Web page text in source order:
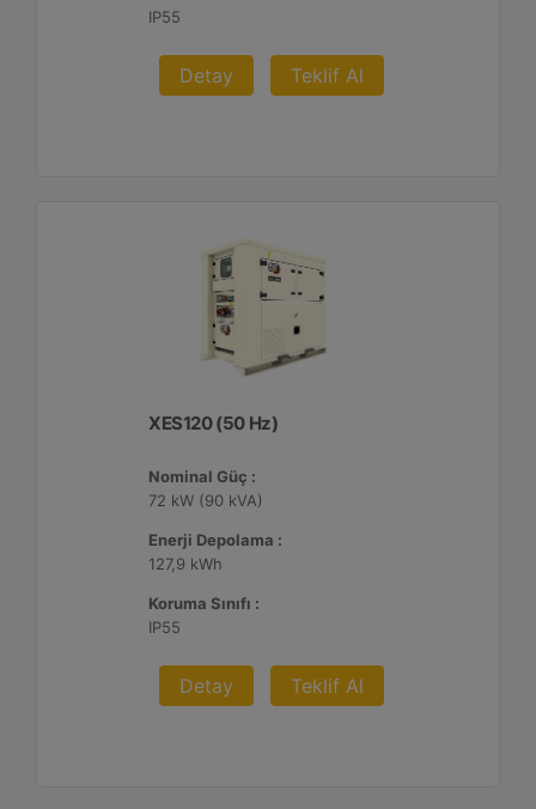
IP55
Detay Teklif Al
XES120 (50 Hz)
Nominal Güç :
72 kW (90 kVA)
Enerji Depolama :
127,9 kWh
Koruma Sınıfı :
IP55
Detay Teklif Al